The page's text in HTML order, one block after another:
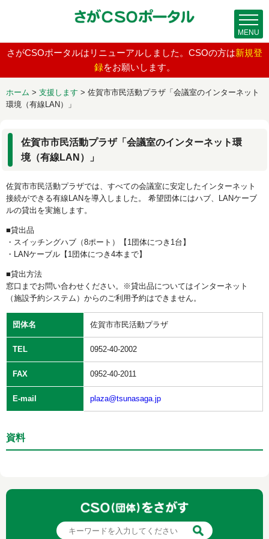
さがCSOポータルはリニューアルしました。CSOの方は新規登
録をお願いします。
ホーム > 支援します > 佐賀市市民活動プラザ「会議室のインターネット
環境（有線LAN）」
佐賀市市民活動プラザ「会議室のインターネット環
境（有線LAN）」
佐賀市市民活動プラザでは、すべての会議室に安定したインターネット
接続ができる有線LANを導入しました。 希望団体にはハブ、LANケーブ
ルの貸出を実施します。
■貸出品
・スイッチングハブ（8ポート）【1団体につき1台】
・LANケーブル【1団体につき4本まで】
■貸出方法
窓口までお問い合わせください。※貸出品についてはインターネット
（施設予約システム）からのご利用予約はできません。
団体名 佐賀市市民活動プラザ
TEL 0952-40-2002
FAX 0952-40-2011
E-mail plaza@tsunasaga.jp
資料
MENU